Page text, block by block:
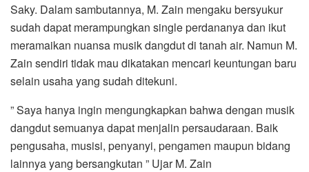
Saky. Dalam sambutannya, M. Zain mengaku bersyukur
sudah dapat merampungkan single perdananya dan ikut
meramaikan nuansa musik dangdut di tanah air. Namun M.
Zain sendiri tidak mau dikatakan mencari keuntungan baru
selain usaha yang sudah ditekuni.
” Saya hanya ingin mengungkapkan bahwa dengan musik
dangdut semuanya dapat menjalin persaudaraan. Baik
pengusaha, musisi, penyanyi, pengamen maupun bidang
lainnya yang bersangkutan ” Ujar M. Zain